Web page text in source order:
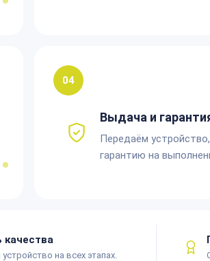
04
Выдача и
Передаём
гарантию на
качества
на всех этапах.